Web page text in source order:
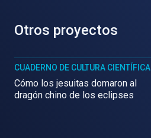
Otros proyectos
CUADERNO DE CULTURA CIENTÍFICA
Cómo los jesuitas domaron al
dragón chino de los eclipses